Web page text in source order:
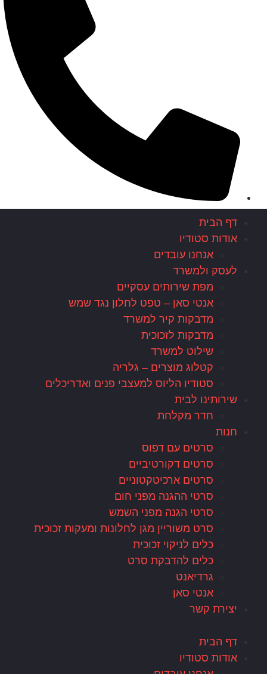
דף הבית
אודות סטודיו
אנחנו עובדים
לעסק ולמשרד
מפת שירותים עסקיים
אנטי סאן – טפט לחלון נגד שמש
מדבקות קיר למשרד
מדבקות לזכוכית
שילוט למשרד
קטלוג מוצרים – גלריה
סטודיו הליוס למעצבי פנים ואדריכלים
שירותינו לבית
חדר מקלחת
חנות
סרטים עם דפוס
סרטים דקורטיביים
סרטים ארכיטקטוניים
סרטי ההגנה מפני חום
סרטי הגנה מפני השמש
סרט משוריין מגן לחלונות ומעקות זכוכית
כלים לניקוי זכוכית
כלים להדבקת סרט
גרדיאנט
אנטי סאן
יצירת קשר
דף הבית
אודות סטודיו